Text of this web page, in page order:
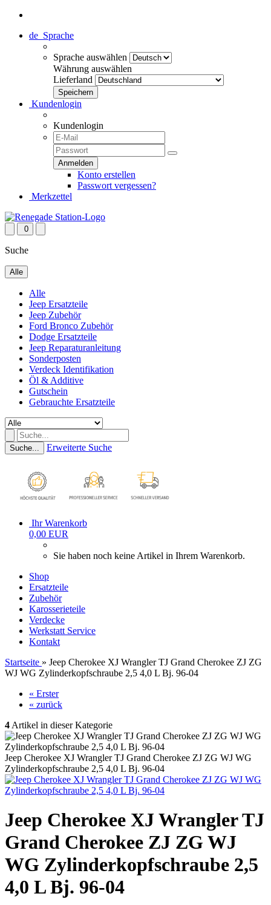
de Sprache
Sprache auswählen
Währung auswählen
Lieferland
Kundenlogin
Kundenlogin
Konto erstellen
Passwort vergessen?
Merkzettel
0
Suche
Alle
Alle
Jeep Ersatzteile
Jeep Zubehör
Ford Bronco Zubehör
Dodge Ersatzteile
Jeep Reparaturanleitung
Sonderposten
Verdeck Identifikation
Öl & Additive
Gutschein
Gebrauchte Ersatzteile
Suche... Erweiterte Suche
Ihr Warenkorb
0,00 EUR
Sie haben noch keine Artikel in Ihrem Warenkorb.
Shop
Ersatzteile
Zubehör
Karosserieteile
Verdecke
Werkstatt Service
Kontakt
Startseite » Jeep Cherokee XJ Wrangler TJ Grand Cherokee ZJ ZG
WJ WG Zylinderkopfschraube 2,5 4,0 L Bj. 96-04
« Erster
« zurück
4 Artikel in dieser Kategorie
Jeep Cherokee XJ Wrangler TJ Grand Cherokee ZJ ZG WJ WG
Zylinderkopfschraube 2,5 4,0 L Bj. 96-04
Jeep Cherokee XJ Wrangler TJ
Grand Cherokee ZJ ZG WJ
WG Zylinderkopfschraube 2,5
4,0 L Bj. 96-04